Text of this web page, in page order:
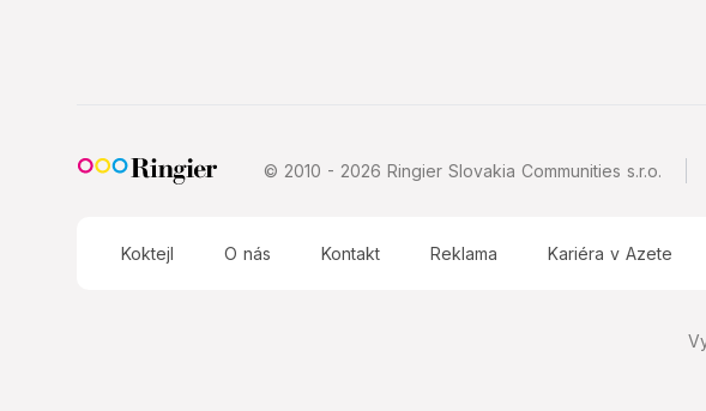
© 2010 - 2026 Ringier Slovakia Communities s.r.o.
Koktejl O nás Kontakt Reklama Kariéra v Azete